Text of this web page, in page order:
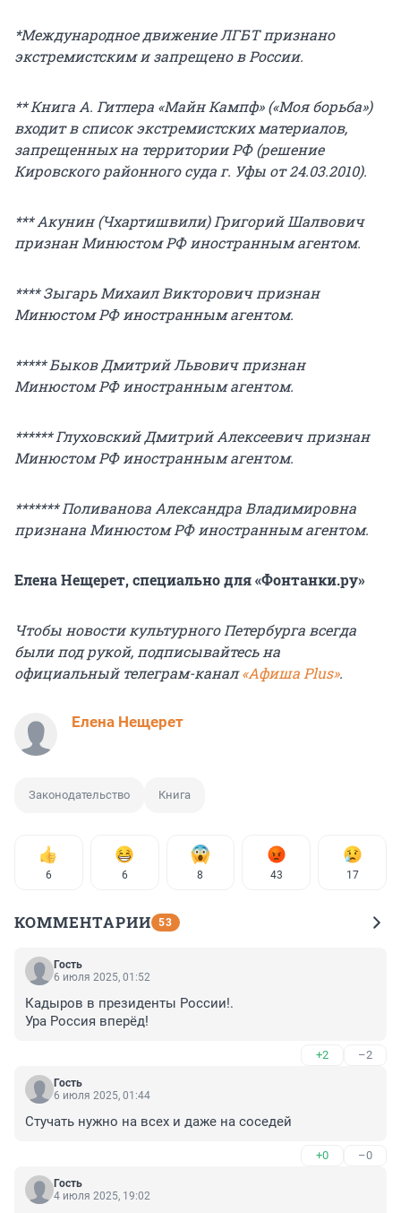
*Международное движение ЛГБТ признано
экстремистским и запрещено в России.
** Книга А. Гитлера «Майн Кампф» («Моя борьба»)
входит в список экстремистских материалов,
запрещенных на территории РФ (решение
Кировского районного суда г. Уфы от 24.03.2010).
*** Акунин (Чхартишвили) Григорий Шалвович
признан Минюстом РФ иностранным агентом.
**** Зыгарь Михаил Викторович признан
Минюстом РФ иностранным агентом.
***** Быков Дмитрий Львович признан
Минюстом РФ иностранным агентом.
****** Глуховский Дмитрий Алексеевич признан
Минюстом РФ иностранным агентом.
******* Поливанова Александра Владимировна
признана Минюстом РФ иностранным агентом.
Елена Нещерет, специально для «Фонтанки.ру»
Чтобы новости культурного Петербурга всегда
были под рукой, подписывайтесь на
официальный телеграм-канал«Афиша Plus».
Елена Нещерет
Законодательство Книга
6 6 8 43 17
КОММЕНТАРИИ 53
Гость
6 июля 2025, 01:52
Кадыров в президенты России!.
Ура Россия вперёд!
+2 –2
Гость
6 июля 2025, 01:44
Стучать нужно на всех и даже на соседей
+0 –0
Гость
4 июля 2025, 19:02